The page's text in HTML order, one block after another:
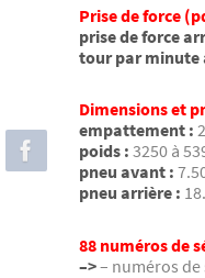
Prise de force
prise de force
tour par minute
Dimensions et
empattement :
poids : 3250 à
pneu avant :
pneu arrière :
88 numéros de
–>– numéros